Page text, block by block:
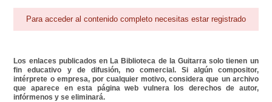
Para acceder al contenido completo necesitas estar registrado
Los enlaces publicados en La Biblioteca de la Guitarra solo tienen un
fin educativo y de difusión, no comercial. Si algún compositor,
intérprete o empresa, por cualquier motivo, considera que un archivo
que aparece en esta página web vulnera los derechos de autor,
infórmenos y se eliminará.